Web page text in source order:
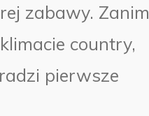
zabawy. Zanim
country,
pierwsze